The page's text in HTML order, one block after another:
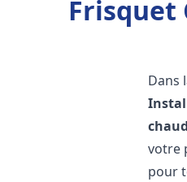
Frisquet
Dans
votre
pour